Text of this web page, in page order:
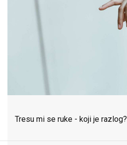
Tresu mi se ruke - koji je razlog?